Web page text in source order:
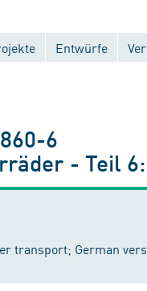
Entwürfe
6
- Teil
transport; German